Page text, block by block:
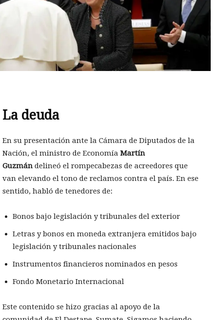
La deuda
En su presentación ante la Cámara de Diputados de la
Nación, el ministro de Economía Martín
Guzmán delineó el rompecabezas de acreedores que
van elevando el tono de reclamos contra el país. En ese
sentido, habló de tenedores de:
Bonos bajo legislación y tribunales del exterior
Letras y bonos en moneda extranjera emitidos bajo
legislación y tribunales nacionales
Instrumentos financieros nominados en pesos
Fondo Monetario Internacional
Este contenido se hizo gracias al apoyo de la